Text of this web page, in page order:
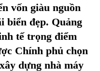
vốn giàu nguồn
biển đẹp. Quảng
tế trọng điểm
Chính phủ chọn
dựng nhà máy